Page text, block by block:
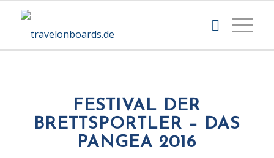
©Dan Petermann
FESTIVAL DER
BRETTSPORTLER – DAS
PANGEA 2016